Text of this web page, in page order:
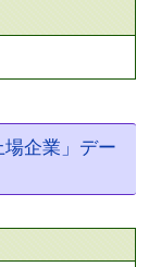
企業」デー